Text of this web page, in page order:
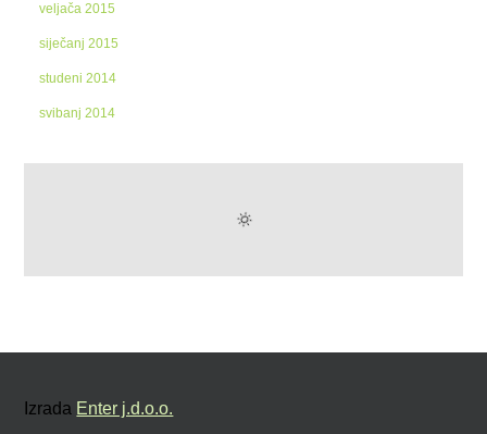
veljača 2015
siječanj 2015
studeni 2014
svibanj 2014
Izrada Enter j.d.o.o.